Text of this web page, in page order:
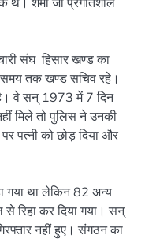
संघ हिसार खण्ड का
समय तक खण्ड सचिव रहे।
है। वे सन् 1973 में 7 दिन
मिले तो पुलिस ने उनकी
पत्नी को छोड़ दिया और
गया था लेकिन 82 अन्य
रिहा कर दिया गया। सन्
नहीं हुए। संगठन का